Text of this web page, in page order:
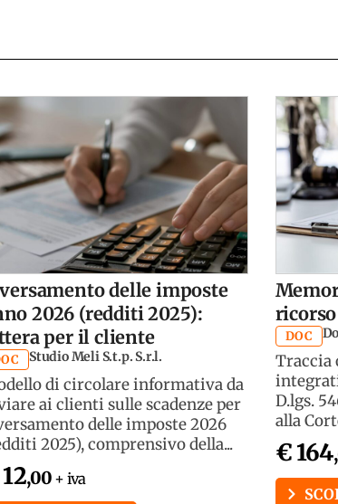
delle imposte
2026 (redditi 2025):
per il cliente
Studio Meli S.t.p. S.r.l.
di circolare informativa da
ai clienti sulle scadenze per
delle imposte 2026
2025), comprensivo della...
,00 + iva
ricorso
DOC
Traccia
D.lgs.
alla
€ 164